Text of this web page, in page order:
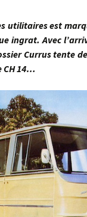
est marqué
ingrat. Avec
Currus tente
CH 14…